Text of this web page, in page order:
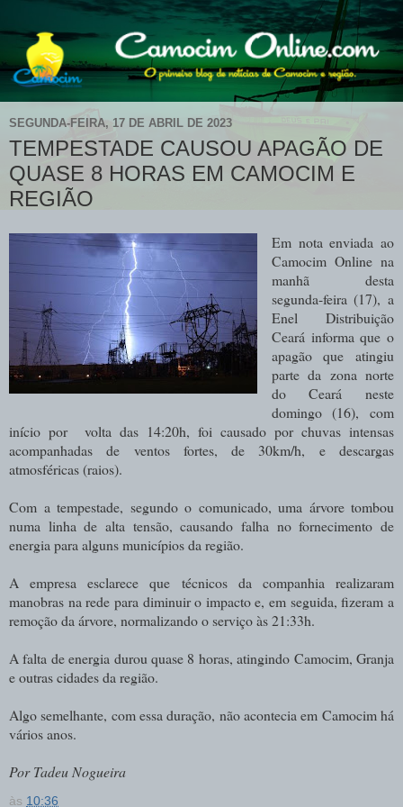
SEGUNDA-FEIRA, 17 DE ABRIL DE 2023
TEMPESTADE CAUSOU APAGÃO DE
QUASE 8 HORAS EM CAMOCIM E
REGIÃO
Em nota enviada ao
Camocim Online na
manhã desta
segunda-feira (17), a
Enel Distribuição
Ceará informa que o
apagão que atingiu
parte da zona norte
do Ceará neste
domingo (16), com
início por volta das 14:20h, foi causado por chuvas intensas
acompanhadas de ventos fortes, de 30km/h, e descargas
atmosféricas (raios).
Com a tempestade, segundo o comunicado, uma árvore tombou
numa linha de alta tensão, causando falha no fornecimento de
energia para alguns municípios da região.
A empresa esclarece que técnicos da companhia realizaram
manobras na rede para diminuir o impacto e, em seguida, fizeram a
remoção da árvore, normalizando o serviço às 21:33h.
A falta de energia durou quase 8 horas, atingindo Camocim, Granja
e outras cidades da região.
Algo semelhante, com essa duração, não acontecia em Camocim há
vários anos.
Por Tadeu Nogueira
às 10:36